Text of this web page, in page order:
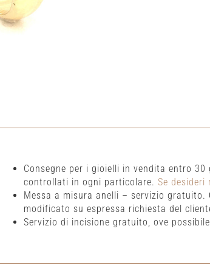
Consegne per i gioielli in vendita entro
controllati in ogni particolare. Se
Messa a misura anelli – servizio
modificato su espressa richiesta del
Servizio di incisione gratuito, ove